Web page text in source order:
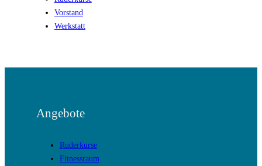
Vorstand
Werkstatt
Angebote
Ruderkurse
Fitnessraum